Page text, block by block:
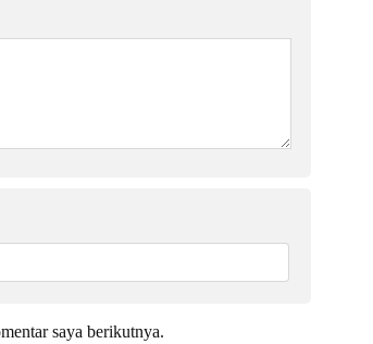
saya berikutnya.